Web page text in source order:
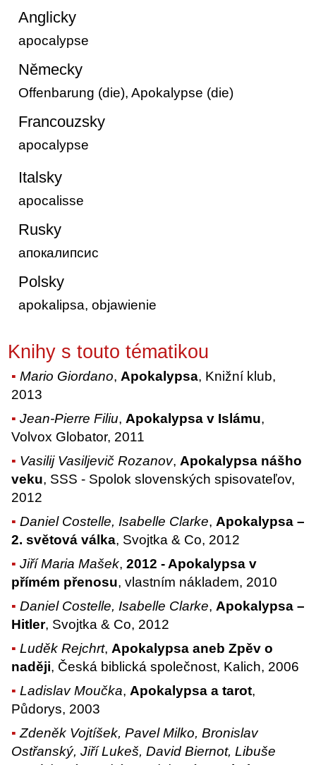
Anglicky
apocalypse
Německy
Offenbarung (die), Apokalypse (die)
Francouzsky
apocalypse
Italsky
apocalisse
Rusky
апокалипсис
Polsky
apokalipsa, objawienie
Knihy s touto tématikou
Mario Giordano,Apokalypsa, Knižní klub,
2013
Jean-Pierre Filiu,Apokalypsa v Islámu,
Volvox Globator, 2011
Vasilij Vasiljevič Rozanov,Apokalypsa nášho
veku, SSS - Spolok slovenských spisovateľov,
2012
Daniel Costelle, Isabelle Clarke,Apokalypsa –
2. světová válka, Svojtka & Co, 2012
Jiří Maria Mašek,2012 - Apokalypsa v
přímém přenosu, vlastním nákladem, 2010
Daniel Costelle, Isabelle Clarke,Apokalypsa –
Hitler, Svojtka & Co, 2012
Luděk Rejchrt,Apokalypsa aneb Zpěv o
naději, Česká biblická společnost, Kalich, 2006
Ladislav Moučka,Apokalypsa a tarot,
Půdorys, 2003
Zdeněk Vojtíšek, Pavel Milko, Bronislav
Ostřanský, Jiří Lukeš, David Biernot, Libuše